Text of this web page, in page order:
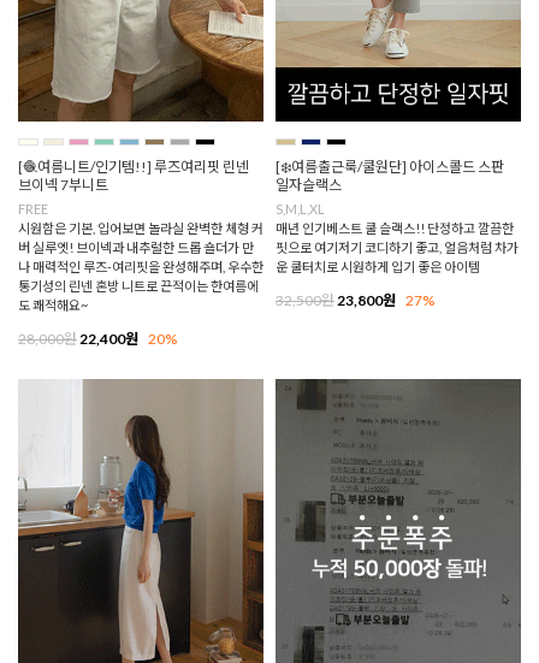
[🧶여름니트/인기템!!] 루즈여리핏 린넨
브이넥 7부니트
FREE
시원함은 기본, 입어보면 놀라실 완벽한 체형 커
버 실루엣! 브이넥과 내추럴한 드롭 숄더가 만
나 매력적인 루즈-여리핏을 완성해주며, 우수한
통기성의 린넨 혼방 니트로 끈적이는 한여름에
도 쾌적해요~
28,000원 22,400원 20%
[❄️여름출근룩/쿨원단] 아이스콜드 스판
일자슬랙스
S,M,L,XL
매년 인기베스트 쿨 슬랙스!! 단정하고 깔끔한
핏으로 여기저기 코디하기 좋고, 얼음처럼 차가
운 쿨터치로 시원하게 입기 좋은 아이템
32,500원 23,800원 27%